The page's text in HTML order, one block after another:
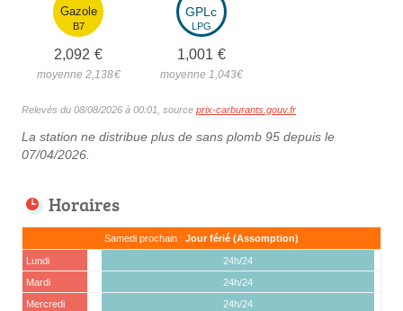
Gazole
B7
2,092 €
moyenne 2,138€
GPLc
LPG
1,001 €
moyenne 1,043€
Relevés du 08/08/2026 à 00:01, source prix-carburants.gouv.fr
La station ne distribue plus de sans plomb 95 depuis le
07/04/2026.
Horaires
Samedi prochain : Jour férié (Assomption)
Lundi
24h/24
Mardi
24h/24
Mercredi
24h/24